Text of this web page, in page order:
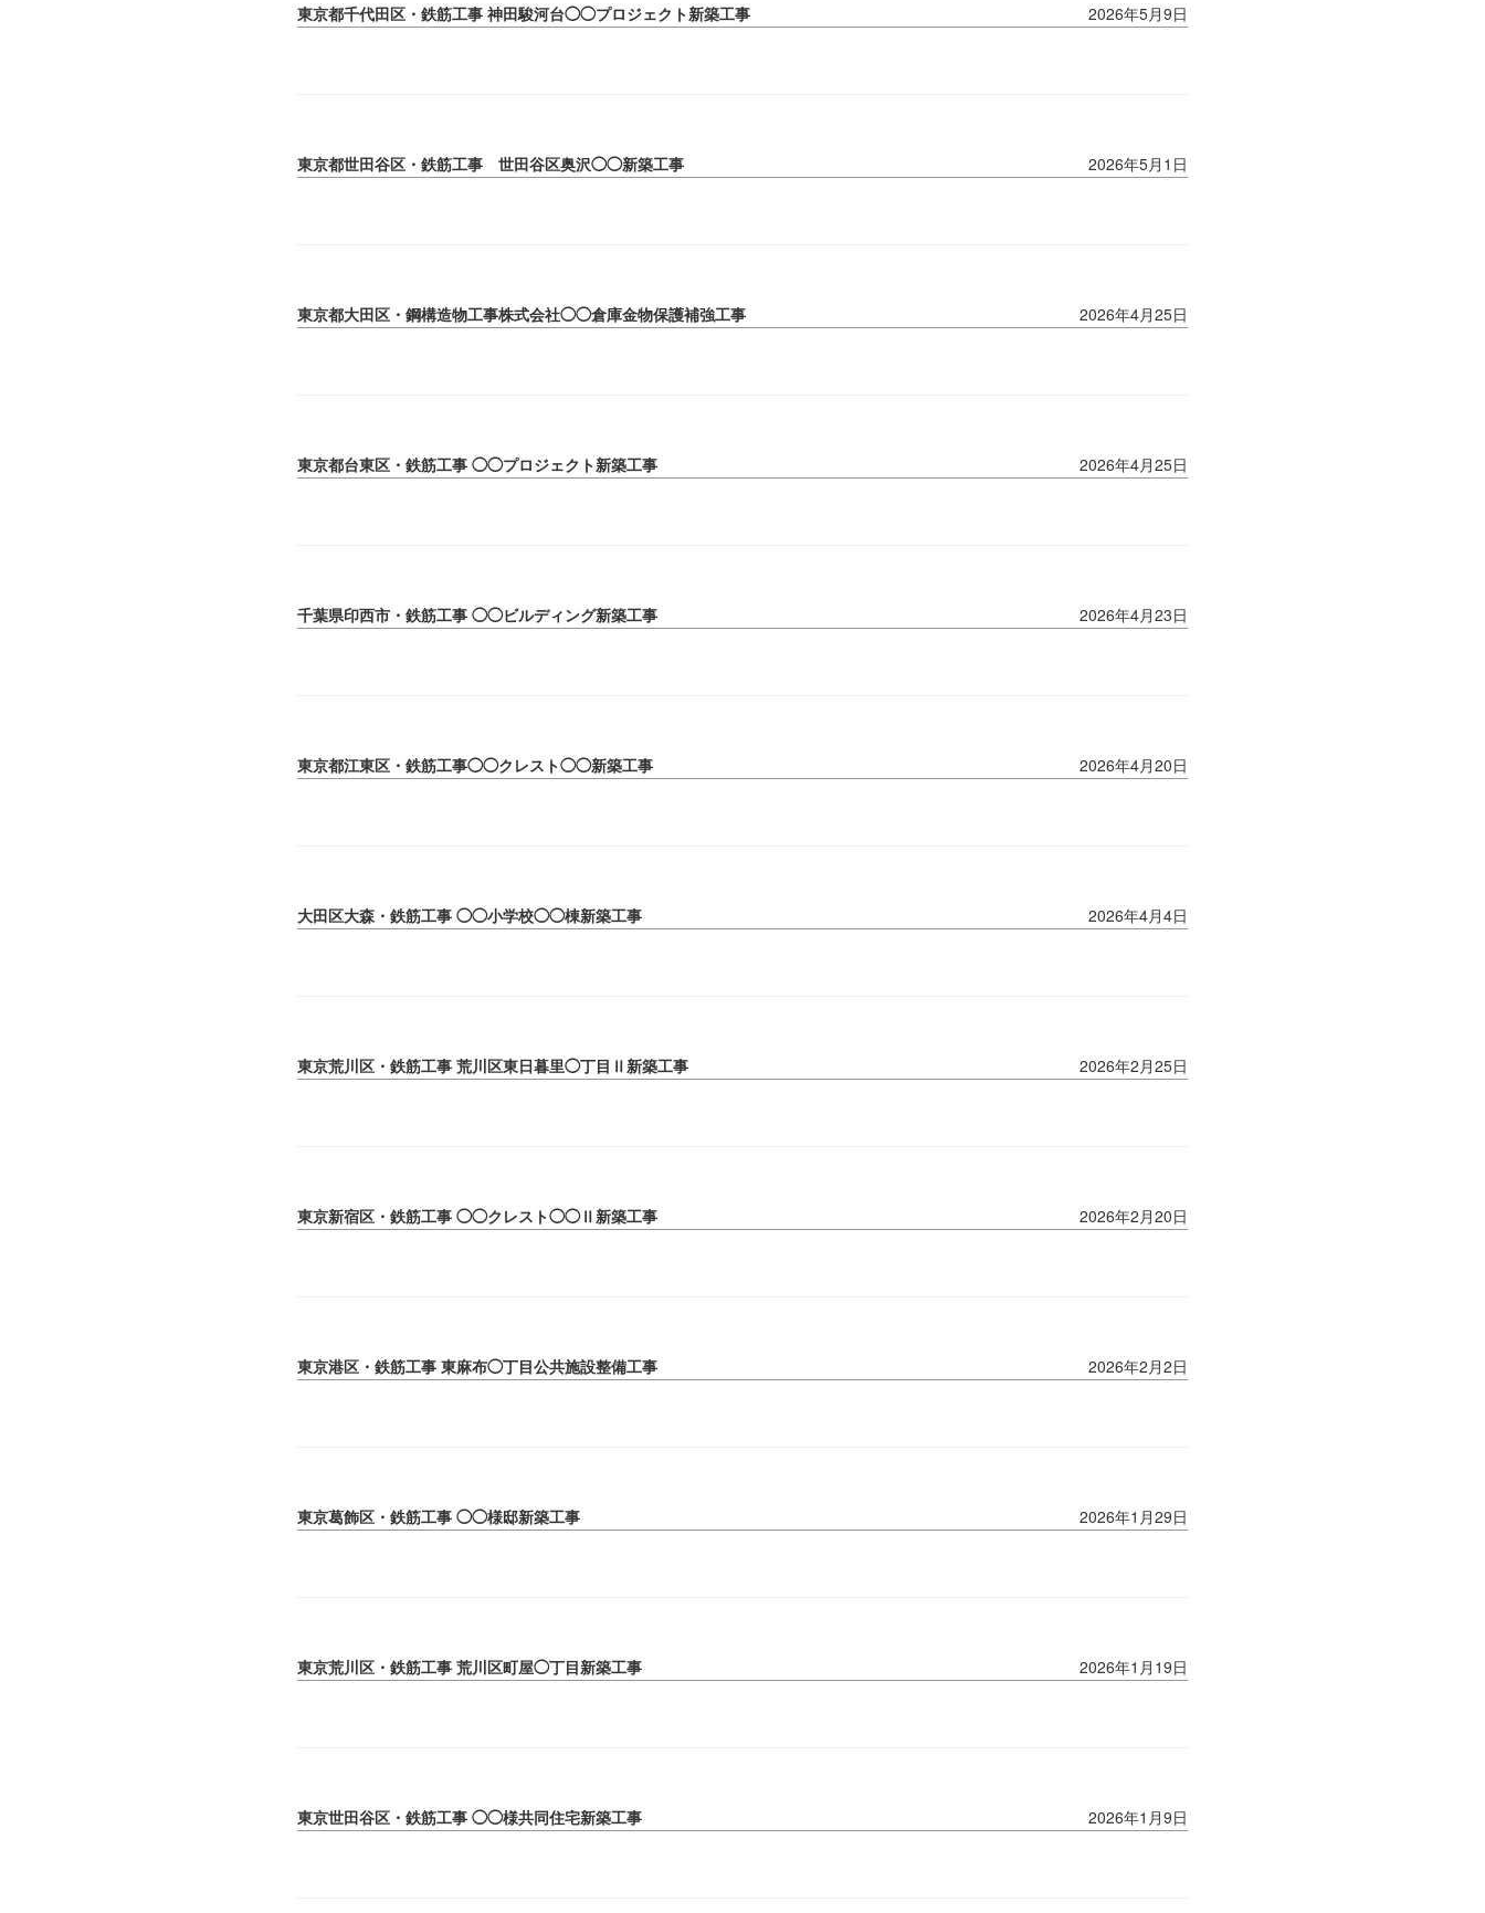
東京都千代田区・鉄筋工事 神田駿河台◯◯プロジェクト新築工事 2026年5月9日
東京都世田谷区・鉄筋工事 世田谷区奥沢◯◯新築工事 2026年5月1日
東京都大田区・鋼構造物工事株式会社◯◯倉庫金物保護補強工事 2026年4月25日
東京都台東区・鉄筋工事 ◯◯プロジェクト新築工事 2026年4月25日
千葉県印西市・鉄筋工事 ◯◯ビルディング新築工事 2026年4月23日
東京都江東区・鉄筋工事◯◯クレスト◯◯新築工事 2026年4月20日
大田区大森・鉄筋工事 ◯◯小学校◯◯棟新築工事 2026年4月4日
東京荒川区・鉄筋工事 荒川区東日暮里◯丁目Ⅱ新築工事 2026年2月25日
東京新宿区・鉄筋工事 ◯◯クレスト◯◯Ⅱ新築工事 2026年2月20日
東京港区・鉄筋工事 東麻布◯丁目公共施設整備工事 2026年2月2日
東京葛飾区・鉄筋工事 ◯◯様邸新築工事 2026年1月29日
東京荒川区・鉄筋工事 荒川区町屋◯丁目新築工事 2026年1月19日
東京世田谷区・鉄筋工事 ◯◯様共同住宅新築工事 2026年1月9日